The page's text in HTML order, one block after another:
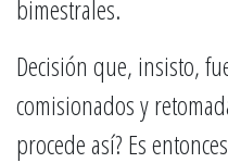
bimestrales.
Decisión que, insisto,
comisionados y
procede así? Es